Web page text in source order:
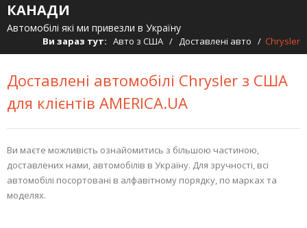
КАНАДИ
Автомобілі які ми привезли в Україну
Ви зараз тут: Авто з США / Доставлені авто / Chrysler
Доставлені автомобілі Chrysler з США
для клієнтів AMERICA.UA
Ви маєте можливість ознайомитись з більшою частиною,
доставлених нами, автомобілів в Україну. Для зручності, всі
автомобілі посортовані в алфавітному порядку, по марках та
моделях.